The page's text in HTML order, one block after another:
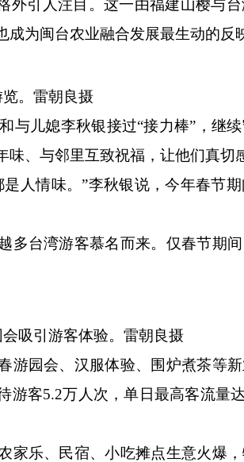
引人注目。这一由福建山樱与台
为闽台农业融合发展最生动的反
。雷朝良摄
儿媳李秋银接过“接力棒”，继
、与邻里互致祝福，让他们真切
情味。”李秋银说，今年春节期
台湾游客慕名而来。仅春节期间
吸引游客体验。雷朝良摄
园会、汉服体验、围炉煮茶等新
游客5.2万人次，单日最高客流量
乐、民宿、小吃摊点生意火爆，